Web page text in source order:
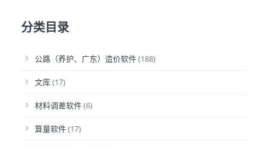
分类目录
公路（养护、广东）造价软件(188)
文库(17)
材料调差软件(6)
算量软件(17)